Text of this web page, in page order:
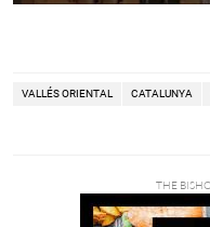
VALLÉS ORIENTAL CATALUNYA